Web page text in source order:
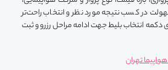
در کسب نتیجه مورد نظر و انتخاب راحت‌تر
دکمه انتخاب بلیط جهت ادامه مراحل رزرو و ثبت
تهران